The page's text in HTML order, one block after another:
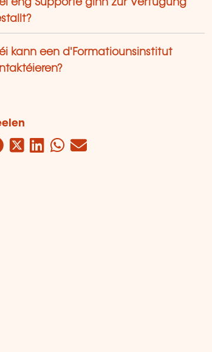
eng Supporte ginn zur Verfügung
kann een d'Formatiounsinstitut
Facebook
Twitter
LinkedIn
WhatsApp
Mail